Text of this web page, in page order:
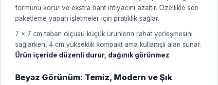
formunu korur ve ekstra bant ihtiyacını azaltır. Özellikle seri
paketleme yapan işletmeler için pratiklik sağlar.
7 x 7 cm taban ölçüsü küçük ürünlerin rahat yerleşmesini
sağlarken, 4 cm yükseklik kompakt ama kullanışlı alan sunar.
Ürün içeride düzenli durur, dağınık görünmez.
Beyaz Görünüm: Temiz, Modern ve Şık